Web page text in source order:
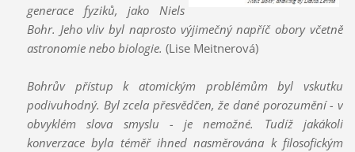
generace fyziků, jako Niels
Bohr. Jeho vliv byl naprosto výjimečný napříč obory včetně
astronomie nebo biologie. (Lise Meitnerová)
Bohrův přístup k atomickým problémům byl vskutku
podivuhodný. Byl zcela přesvědčen, že dané porozumění - v
obvyklém slova smyslu - je nemožné. Tudíž jakákoli
konverzace byla téměř ihned nasměrována k filosofickým